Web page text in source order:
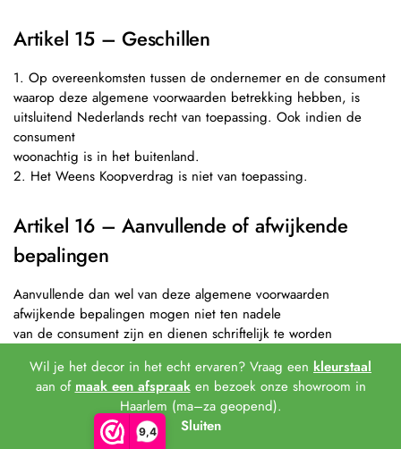
9,4
Wil je het decor in het echt ervaren? Vraag een kleurstaal
aan of maak een afspraaken bezoek onze showroom in
Haarlem (ma–za geopend).
Sluiten
Artikel 15 – Geschillen
1. Op overeenkomsten tussen de ondernemer en de consument
waarop deze algemene voorwaarden betrekking hebben, is
uitsluitend Nederlands recht van toepassing. Ook indien de
consument
woonachtig is in het buitenland.
2. Het Weens Koopverdrag is niet van toepassing.
Artikel 16 – Aanvullende of afwijkende
bepalingen
Aanvullende dan wel van deze algemene voorwaarden
afwijkende bepalingen mogen niet ten nadele
van de consument zijn en dienen schriftelijk te worden
door de consument op een toegankelijke manier kunnen
worden opgeslagen op een duurzame gegevensdrager.
Modelformulier voor herroeping
(dit formulier alleen invullen en terugzenden als u de